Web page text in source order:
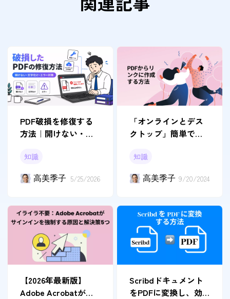
PDF破損を修復する
方法｜開けない・文
対処法を解説
知識
高美季子 5/25/2026
「オンラインとデス
クトップ」簡単で
する方法
知識
高美季子 9/20/2024
【2026年最新版】
Adobe Acrobatが何
Scribdドキュメント
をPDFに変換し、効